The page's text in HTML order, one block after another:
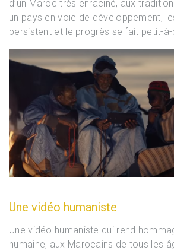
d’un Maroc très enraciné, aux
un pays en voie de développement,
persistent et le progrès se fait petit-à-
Une vidéo humaniste
Une vidéo humaniste qui rend
humaine, aux Marocains de tous les